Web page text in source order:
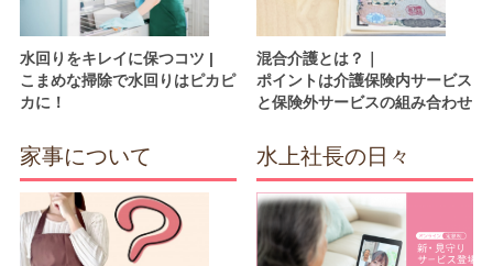
水回りをキレイに保つコツ |
こまめな掃除で水回りはピカピ
カに！
混合介護とは？｜
ポイントは介護保険内サービス
と保険外サービスの組み合わせ
家事について 水上社長の日々